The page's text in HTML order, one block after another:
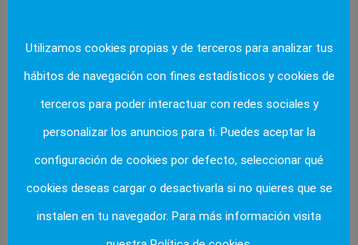
Comentarios recientes
Archivos
junio 2015
Utilizamos cookies propias y de terceros para analizar tus
hábitos de navegación con fines estadísticos y cookies de
terceros para poder interactuar con redes sociales y
personalizar los anuncios para ti. Puedes aceptar la
configuración de cookies por defecto, seleccionar qué
cookies deseas cargar o desactivarla si no quieres que se
instalen en tu navegador. Para más información visita